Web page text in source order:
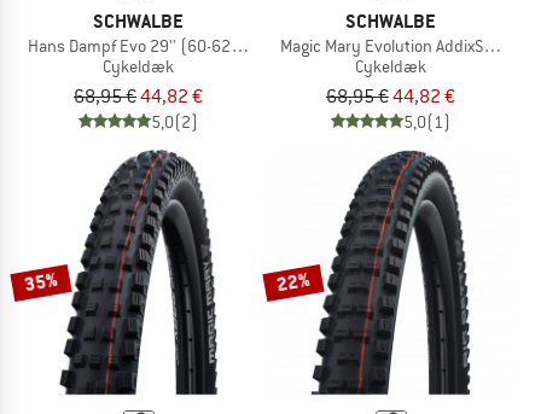
SCHWALBE
Hans Dampf Evo 29'' (60-622) Super Trail FB TLE
Cykeldæk
68,95 €44,82 €
5,0(2)
SCHWALBE
Magic Mary Evolution AddixSoft
Cykeldæk
68,95 €44,82 €
5,0(1)
35% 22%